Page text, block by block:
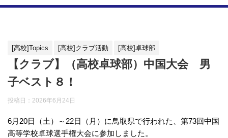
[高校]Topics [高校]クラブ活動 [高校]卓球部
【クラブ】（高校卓球部）中国大会 男
子ベスト８！
投稿日： 2026年6月24日
6月20日（土）～22日（月）に鳥取県で行われた、第73回中国
高等学校卓球選手権大会に参加しました。